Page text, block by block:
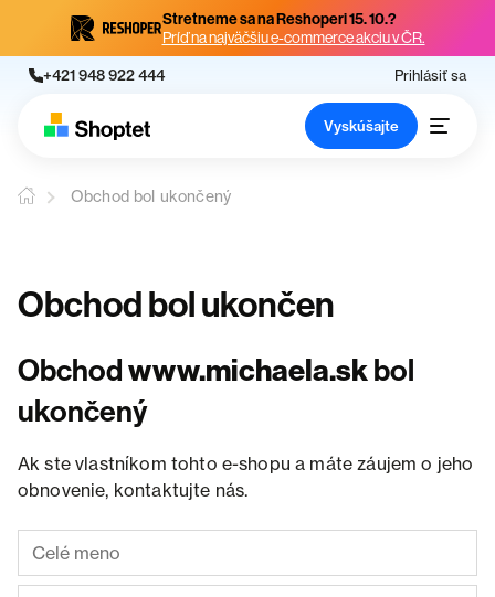
Stretneme sa na Reshoperi 15. 10.?
Príď na najväčšiu e-commerce akciu v ČR.
+421 948 922 444 Prihlásiť sa
Vyskúšajte
Obchod bol ukončený
Obchod bol ukončen
Obchodwww.michaela.skbol
ukončený
Ak ste vlastníkom tohto e-shopu a máte záujem o jeho
obnovenie, kontaktujte nás.